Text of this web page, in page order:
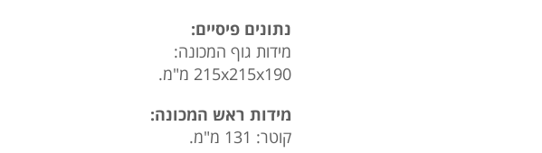
נתונים פיסיים:
מידות גוף המכונה:
215x215x190 מ"מ.
מידות ראש המכונה:
קוטר: 131 מ"מ.